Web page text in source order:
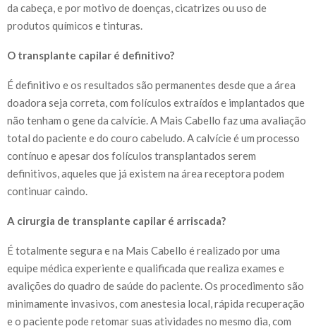
da cabeça, e por motivo de doenças, cicatrizes ou uso de
produtos químicos e tinturas.
O transplante capilar é definitivo?
É definitivo e os resultados são permanentes desde que a área
doadora seja correta, com folículos extraídos e implantados que
não tenham o gene da calvície. A Mais Cabello faz uma avaliação
total do paciente e do couro cabeludo. A calvície é um processo
contínuo e apesar dos folículos transplantados serem
definitivos, aqueles que já existem na área receptora podem
continuar caindo.
A cirurgia de transplante capilar é arriscada?
É totalmente segura e na Mais Cabello é realizado por uma
equipe médica experiente e qualificada que realiza exames e
avalições do quadro de saúde do paciente. Os procedimento são
minimamente invasivos, com anestesia local, rápida recuperação
e o paciente pode retomar suas atividades no mesmo dia, com